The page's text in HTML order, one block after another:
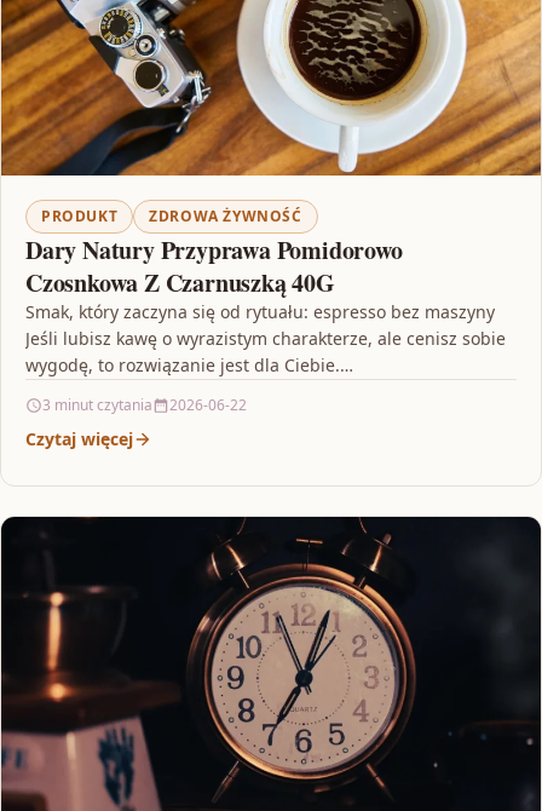
PRODUKT ZDROWA ŻYWNOŚĆ
Dary Natury Przyprawa Pomidorowo
Czosnkowa Z Czarnuszką 40G
Smak, który zaczyna się od rytuału: espresso bez maszyny
Jeśli lubisz kawę o wyrazistym charakterze, ale cenisz sobie
wygodę, to rozwiązanie jest dla Ciebie.…
3 minut czytania 2026-06-22
Czytaj więcej